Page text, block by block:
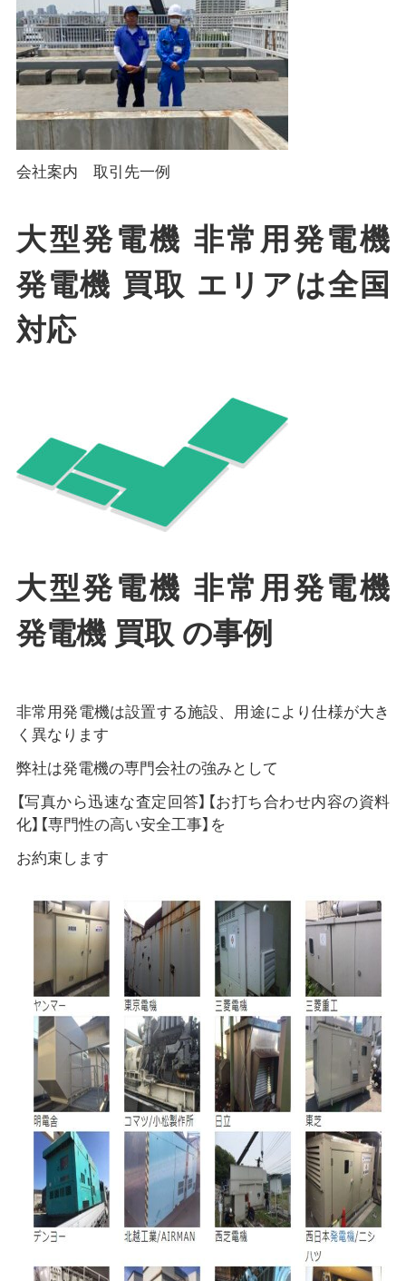
会社案内 取引先一例
大型発電機 非常用発電機
発電機 買取 エリアは全国
対応
大型発電機 非常用発電機
発電機 買取 の事例
非常用発電機は設置する施設、用途により仕様が大き
く異なります
弊社は発電機の専門会社の強みとして
【写真から迅速な査定回答】【お打ち合わせ内容の資料
化】【専門性の高い安全工事】を
お約束します